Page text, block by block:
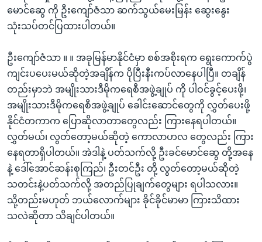
စာမျက်နှာ
သို့
ကျော်
ကြည့်
ရှာဖွေ
ရန်
နေရာ
ကျော်
သုတပဒေသာ အင်္ဂလိပ်စာ
Learning English
ဗွီအိုအေ လူမှုကွန်ယက်များ
ဘာသာစကားများ
မောင်ဆွေ ကို ဦးကျော်ဇံသာ ဆက်သွယ်မေးမြန်း ဆွေးနွေး
သုံးသပ်တင်ပြထားပါတယ်။
ဦးကျော်ဇံသာ ။ ။ အခုမြန်မာနိုင်ငံမှာ စစ်အစိုးရက ရွေးကောက်ပွဲ
ကျင်းပပေးမယ်ဆိုတဲ့အချိန်က ပိုပြီးနီးကပ်လာနေပါပြီ။ တချိန်
တည်းမှာဘဲ အမျိုးသားဒီမိုကရေစီအဖွဲ့ချုပ် ကို ပါဝင်ခွင့်ပေးဖို့၊
အမျိုးသားဒီမိုကရေစီအဖွဲ့ချုပ် ခေါင်းဆောင်တွေကို လွှတ်ပေးဖို့
နိုင်ငံတကာက ပြောဆိုလာတာတွေလည်း ကြားနေရပါတယ်။
လွှတ်မယ်၊ လွတ်တော့မယ်ဆိုတဲ့ ကောလာဟလ တွေလည်း ကြား
နေရတာရှိပါတယ်။ အဲဒါနဲ့ ပတ်သက်လို့ ဦးခင်မောင်ဆွေ တို့အနေ
နဲ့ ဒေါ်အောင်ဆန်းစုကြည်၊ ဦးတင်ဦး တို့ လွတ်တော့မယ်ဆိုတဲ့
သတင်းနဲ့ပတ်သက်လို့ အတည်ပြုချက်တွေများ ရပါသလား။
သို့တည်းမဟုတ် ဘယ်လောက်များ ခိုင်ခိုင်မာမာ ကြားသိထား
သလဲဆိုတာ သိချင်ပါတယ်။